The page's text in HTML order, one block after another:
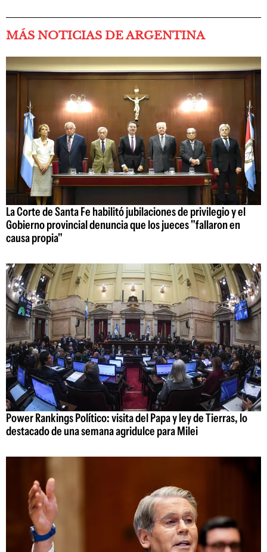
MÁS NOTICIAS DE ARGENTINA
La Corte de Santa Fe habilitó jubilaciones de privilegio y el
Gobierno provincial denuncia que los jueces "fallaron en
causa propia"
Power Rankings Político: visita del Papa y ley de Tierras, lo
destacado de una semana agridulce para Milei